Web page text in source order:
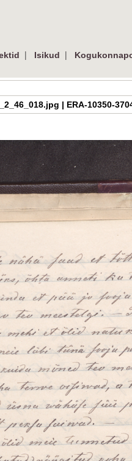
| Isikud |
| ERA-10350-